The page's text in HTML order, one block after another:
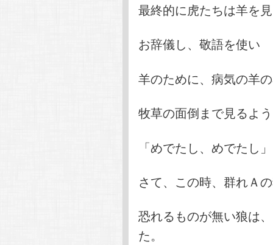
最終的に虎たちは羊を
お辞儀し、敬語を使い
羊のために、病気の羊
牧草の面倒まで見るよ
「めでたし、めでたし
さて、この時、群れＡ
恐れるものが無い狼は
た。